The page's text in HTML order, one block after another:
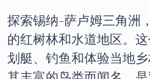
探索锡纳-萨卢姆三角洲
的红树林和水道地区。
划艇、钓鱼和体验当地